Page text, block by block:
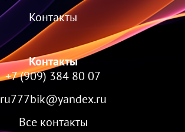
Контакты
Контакты
+7 (909) 384 80 07
ru777bik@yandex.ru
Все контакты